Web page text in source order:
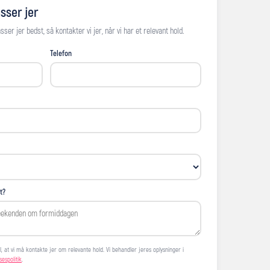
jer
jer bedst, så kontakter vi jer, når vi har et relevant hold.
Telefon
at vi må kontakte jer om relevante hold. Vi behandler jeres oplysninger i
.